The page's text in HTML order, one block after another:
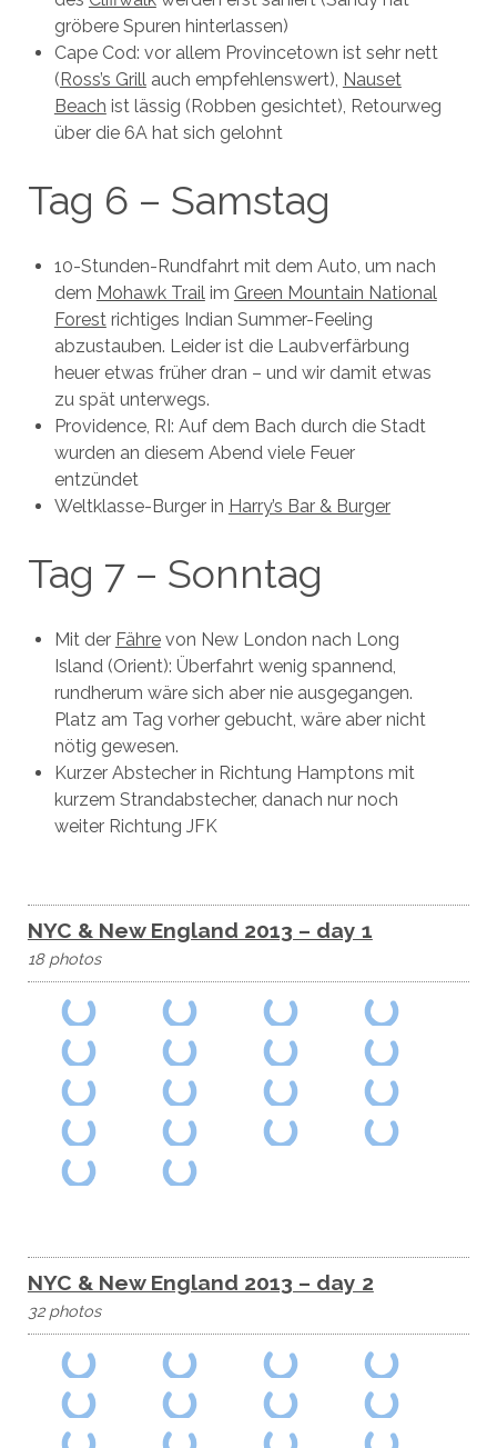
gröbere Spuren hinterlassen)
Cape Cod: vor allem Provincetown ist sehr nett
(Ross’s Grillauch empfehlenswert), Nauset
Beach ist lässig (Robben gesichtet), Retourweg
über die 6A hat sich gelohnt
Tag 6 – Samstag
10-Stunden-Rundfahrt mit dem Auto, um nach
dem Mohawk Trailim Green Mountain National
Forestrichtiges Indian Summer-Feeling
abzustauben. Leider ist die Laubverfärbung
heuer etwas früher dran – und wir damit etwas
zu spät unterwegs.
Providence, RI: Auf dem Bach durch die Stadt
wurden an diesem Abend viele Feuer
entzündet
Weltklasse-Burger in Harry’s Bar & Burger
Tag 7 – Sonntag
Mit der Fährevon New London nach Long
Island (Orient): Überfahrt wenig spannend,
rundherum wäre sich aber nie ausgegangen.
Platz am Tag vorher gebucht, wäre aber nicht
nötig gewesen.
Kurzer Abstecher in Richtung Hamptons mit
kurzem Strandabstecher, danach nur noch
weiter Richtung JFK
NYC & New England 2013 – day 1
18 photos
NYC & New England 2013 – day 2
32 photos